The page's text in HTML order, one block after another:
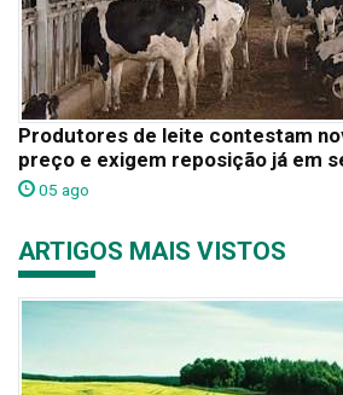
Produtores de leite contestam
preço e exigem reposição já em
05 ago
ARTIGOS MAIS VISTOS